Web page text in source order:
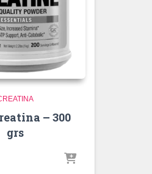
– 300
grs